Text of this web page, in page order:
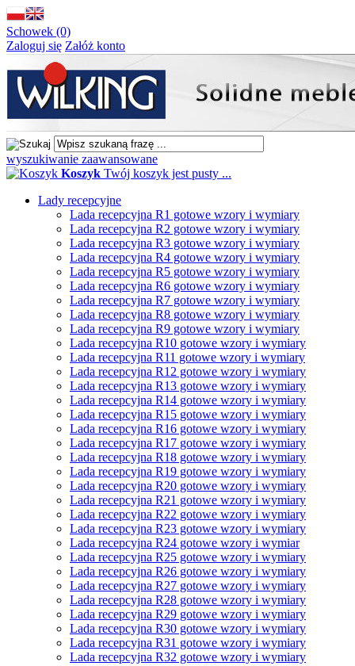
Schowek (0)
Zaloguj się Załóż konto
wyszukiwanie zaawansowane
Koszyk Twój koszyk jest pusty ...
Lady recepcyjne
Lada recepcyjna R1 gotowe wzory i wymiary
Lada recepcyjna R2 gotowe wzory i wymiary
Lada recepcyjna R3 gotowe wzory i wymiary
Lada recepcyjna R4 gotowe wzory i wymiary
Lada recepcyjna R5 gotowe wzory i wymiary
Lada recepcyjna R6 gotowe wzory i wymiary
Lada recepcyjna R7 gotowe wzory i wymiary
Lada recepcyjna R8 gotowe wzory i wymiary
Lada recepcyjna R9 gotowe wzory i wymiary
Lada recepcyjna R10 gotowe wzory i wymiary
Lada recepcyjna R11 gotowe wzory i wymiary
Lada recepcyjna R12 gotowe wzory i wymiary
Lada recepcyjna R13 gotowe wzory i wymiary
Lada recepcyjna R14 gotowe wzory i wymiary
Lada recepcyjna R15 gotowe wzory i wymiary
Lada recepcyjna R16 gotowe wzory i wymiary
Lada recepcyjna R17 gotowe wzory i wymiary
Lada recepcyjna R18 gotowe wzory i wymiary
Lada recepcyjna R19 gotowe wzory i wymiary
Lada recepcyjna R20 gotowe wzory i wymiary
Lada recepcyjna R21 gotowe wzory i wymiary
Lada recepcyjna R22 gotowe wzory i wymiary
Lada recepcyjna R23 gotowe wzory i wymiary
Lada recepcyjna R24 gotowe wzory i wymiar
Lada recepcyjna R25 gotowe wzory i wymiary
Lada recepcyjna R26 gotowe wzory i wymiary
Lada recepcyjna R27 gotowe wzory i wymiary
Lada recepcyjna R28 gotowe wzory i wymiary
Lada recepcyjna R29 gotowe wzory i wymiary
Lada recepcyjna R30 gotowe wzory i wymiary
Lada recepcyjna R31 gotowe wzory i wymiary
Lada recepcyjna R32 gotowe wzory i wymiary